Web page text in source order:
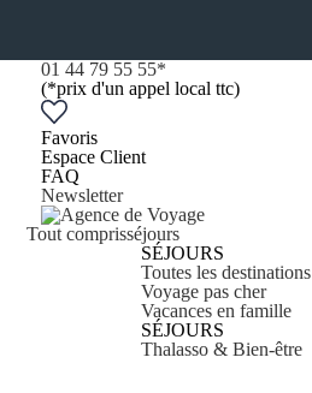
01 44 79 55 55*
(*prix d'un appel local ttc)
Favoris
Espace Client
FAQ
Newsletter
Tout comprisséjours
SÉJOURS
Toutes les destinations
Voyage pas cher
Vacances en famille
SÉJOURS
Thalasso & Bien-être